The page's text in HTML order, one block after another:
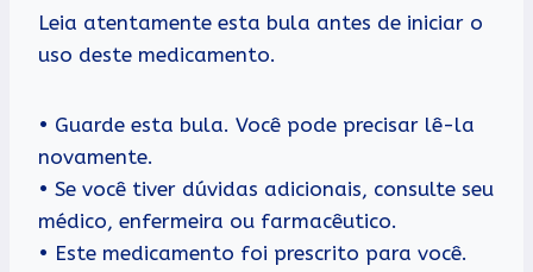
Leia atentamente esta bula antes de iniciar o
uso deste medicamento.
• Guarde esta bula. Você pode precisar lê-la
novamente.
• Se você tiver dúvidas adicionais, consulte seu
médico, enfermeira ou farmacêutico.
• Este medicamento foi prescrito para você.